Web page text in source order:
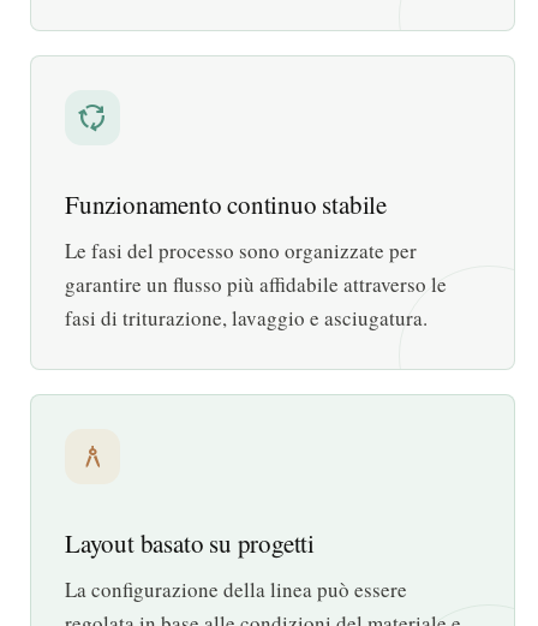
cycle
Funzionamento continuo stabile
Le fasi del processo sono organizzate per
garantire un flusso più affidabile attraverso le
fasi di triturazione, lavaggio e asciugatura.
architecture
Layout basato su progetti
La configurazione della linea può essere